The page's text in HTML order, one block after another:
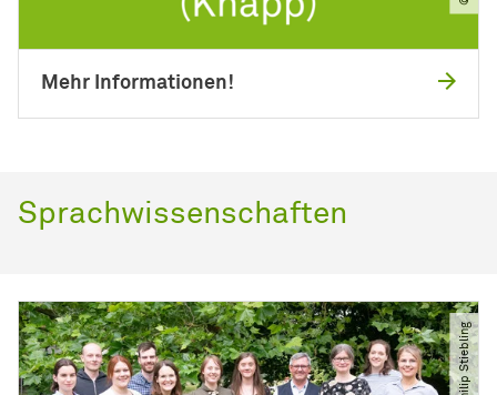
Mehr Informationen!
Sprachwissenschaften
© Philip Stiebling